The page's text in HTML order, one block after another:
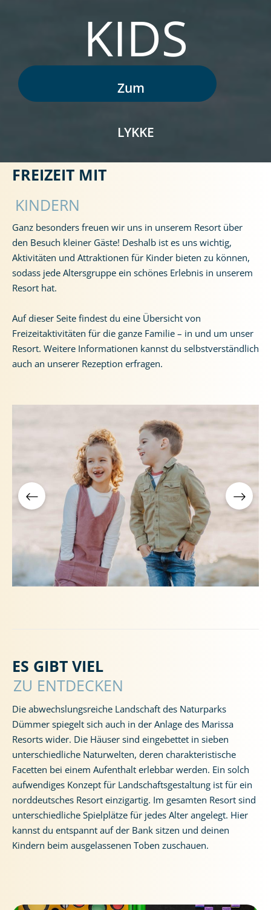
KIDS
Zum
LYKKE
FREIZEIT MIT
KINDERN
Ganz besonders freuen wir uns in unserem Resort über
den Besuch kleiner Gäste! Deshalb ist es uns wichtig,
Aktivitäten und Attraktionen für Kinder bieten zu können,
sodass jede Altersgruppe ein schönes Erlebnis in unserem
Resort hat.
Auf dieser Seite findest du eine Übersicht von
Freizeitaktivitäten für die ganze Familie – in und um unser
Resort. Weitere Informationen kannst du selbstverständlich
auch an unserer Rezeption erfragen.
ES GIBT VIEL
ZU ENTDECKEN
Die abwechslungsreiche Landschaft des Naturparks
Dümmer spiegelt sich auch in der Anlage des Marissa
Resorts wider. Die Häuser sind eingebettet in sieben
unterschiedliche Naturwelten, deren charakteristische
Facetten bei einem Aufenthalt erlebbar werden. Ein solch
aufwendiges Konzept für Landschaftsgestaltung ist für ein
norddeutsches Resort einzigartig. Im gesamten Resort sind
unterschiedliche Spielplätze für jedes Alter angelegt. Hier
kannst du entspannt auf der Bank sitzen und deinen
Kindern beim ausgelassenen Toben zuschauen.